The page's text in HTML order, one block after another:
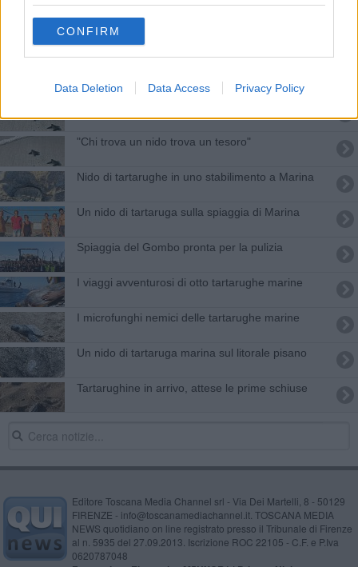
CONFIRM
Data Deletion Data Access Privacy Policy
Si potrà andare al mare a San Rossore
"Chi trova un nido trova un tesoro"
Nido di tartarughe in uno stabilimento a Marina
Un nido di tartaruga sulla spiaggia di Marina
Spiaggia del Gombo pronta per la pulizia
I viaggi avventurosi di otto tartarughe marine
I microfunghi nemici delle tartarughe marine
Un nido di tartaruga marina sul litorale pisano
Tartarughine in arrivo, attese le prime schiuse
Editore Toscana Media Channel srl - Via Dei Martelli, 8 - 50129
FIRENZE - info@toscanamediachannel.it. TOSCANA MEDIA
NEWS quotidiano on line registrato presso il Tribunale di Firenze
al n. 5935 del 27.09.2013. Iscrizione ROC 22105 - C.F. e P.Iva
0620787048